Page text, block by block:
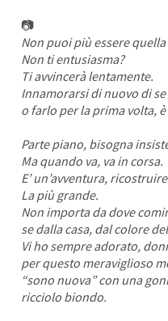
📷
Non puoi più essere
Non ti entusiasma?
Ti avvincerà lentamente.
Innamorarsi di nuovo di se
o farlo per la prima volta,
Parte piano, bisogna
Ma quando va, va in corsa.
E’ un’avventura,
La più grande.
Non importa da dove
se dalla casa, dal colore
Vi ho sempre adorato,
per questo meraviglioso
“sono nuova” con una
ricciolo biondo.